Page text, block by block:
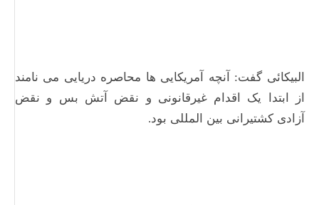
البیکائی گفت: آنچه آمریکایی ها محاصره دریایی می نامند
از ابتدا یک اقدام غیرقانونی و نقض آتش بس و نقض
آزادی کشتیرانی بین المللی بود.